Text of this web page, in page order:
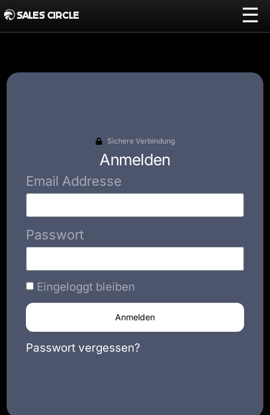
SALES CIRCLE ☰
Sichere Verbindung
Anmelden
Email Addresse
Passwort
Eingeloggt bleiben
Anmelden
Passwort vergessen?